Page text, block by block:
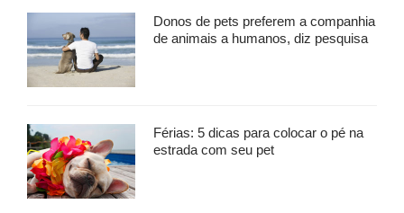
Donos de pets preferem a companhia
de animais a humanos, diz pesquisa
Férias: 5 dicas para colocar o pé na
estrada com seu pet